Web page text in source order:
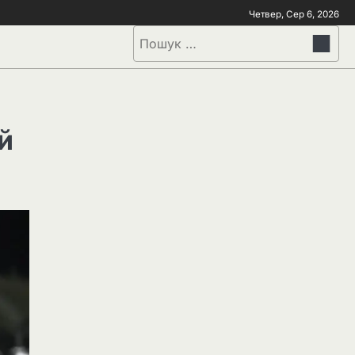
Четвер, Сер 6, 2026